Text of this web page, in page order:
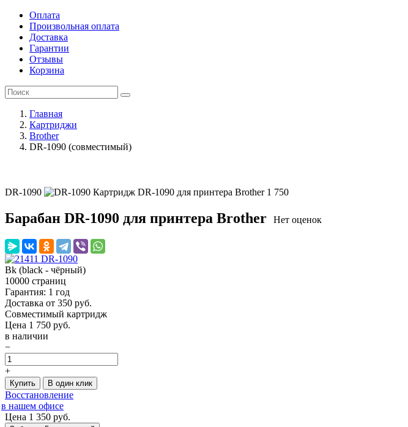
Оплата
Произвольная оплата
Доставка
Гарантии
Отзывы
Корзина
Главная
Картриджи
Brother
DR-1090 (совместимый)
DR-1090 Картридж DR-1090 для принтера Brother 1 750
Барабан DR-1090 для принтера Brother Нет оценок
Bk (black - чёрный)
10000 страниц
Гарантия: 1 год
Доставка от 350 руб.
Совместимый картридж
Цена 1 750 руб.
в наличии
−
+
Купить В один клик
Восстановление
в нашем офисе
Цена 1 350 руб.